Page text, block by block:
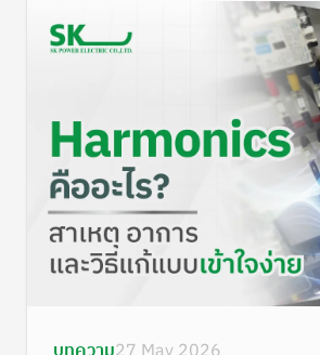
27 May 2026